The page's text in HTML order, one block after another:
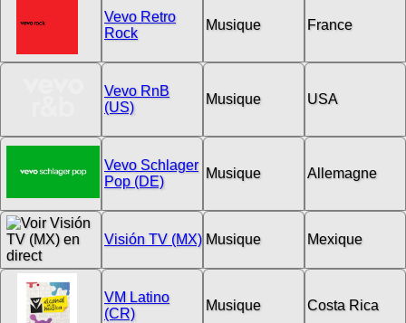
Vevo Retro
Rock
Musique France
Vevo RnB
(US)
Musique USA
Vevo Schlager
Pop (DE)
Musique Allemagne
Visión TV (MX) Musique Mexique
VM Latino
(CR)
Musique Costa Rica